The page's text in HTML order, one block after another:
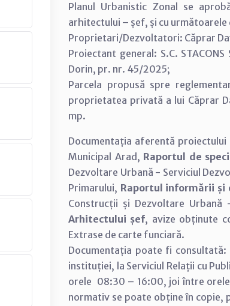
Planul Urbanistic Zonal se
arhitectului – șef, și cu următoarele
Proprietari/Dezvoltatori: Căprar
Proiectant general: S.C.
Dorin, pr. nr. 45/2025;
Parcela propusă spre
proprietatea privată a lui Căprar
mp.
Documentația aferentă
Municipal Arad, Raportul de
Dezvoltare Urbană - Serviciul
Primarului, Raportul informării și
Construcții și Dezvoltare Urbană
Arhitectului șef, avize obținute
Extrase de carte funciară.
Documentația poate fi
instituției, la Serviciul Relații cu
orele 08:30 – 16:00, joi între
normativ se poate obține în copie,